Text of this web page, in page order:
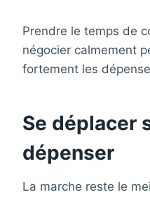
Prendre le temps de
négocier calmement
fortement les
Se déplacer
dépenser
La marche reste le